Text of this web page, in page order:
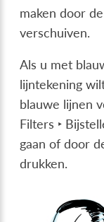
maken door
verschuiven.
Als u met
lijntekening
blauwe lijnen
Filters ‣
gaan of door
drukken.